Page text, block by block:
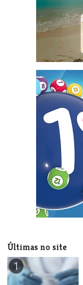
Últimas no site
1